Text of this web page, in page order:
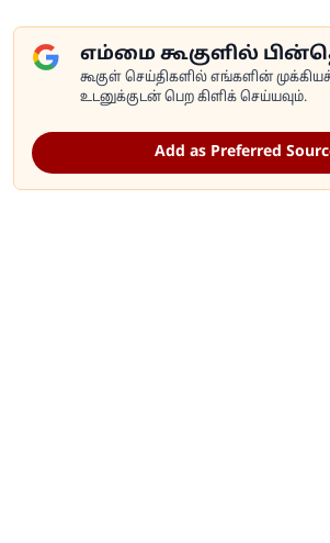
எம்மை கூகுளில்
கூகுள் செய்திகளில் எங்களின்
உடனுக்குடன் பெற கிளிக் செய்யவும்.
Add as Preferred